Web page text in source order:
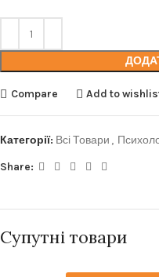
Compare Add to
Категорії: Всі Товари ,
Share:
Супутні товари